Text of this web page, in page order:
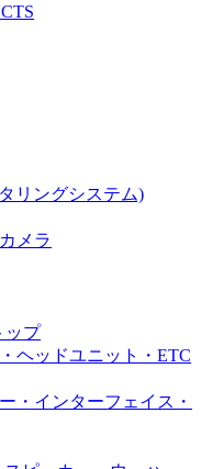
リングシステム)
メラ
ップ
ヘッドユニット・ETC
・インターフェイス・